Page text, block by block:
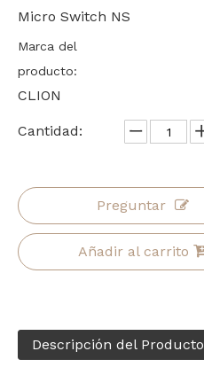
Micro Switch NS
Marca del
producto:
CLION
Cantidad:
Preguntar
Añadir al carrito
Descripción del Producto